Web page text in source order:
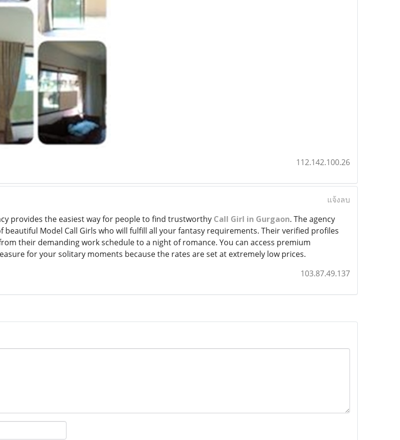
112.142.100.26
แจ้งลบ
provides the easiest way for people to find trustworthy Call Girl in Gurgaon. The agency
beautiful Model Call Girls who will fulfill all your fantasy requirements. Their verified profiles
their demanding work schedule to a night of romance. You can access premium
for your solitary moments because the rates are set at extremely low prices.
103.87.49.137